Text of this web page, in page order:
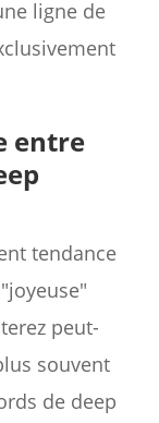
ligne de
entre
tendance
peut-
souvent
de deep